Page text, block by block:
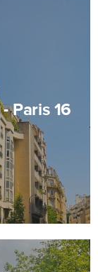
Paris 16